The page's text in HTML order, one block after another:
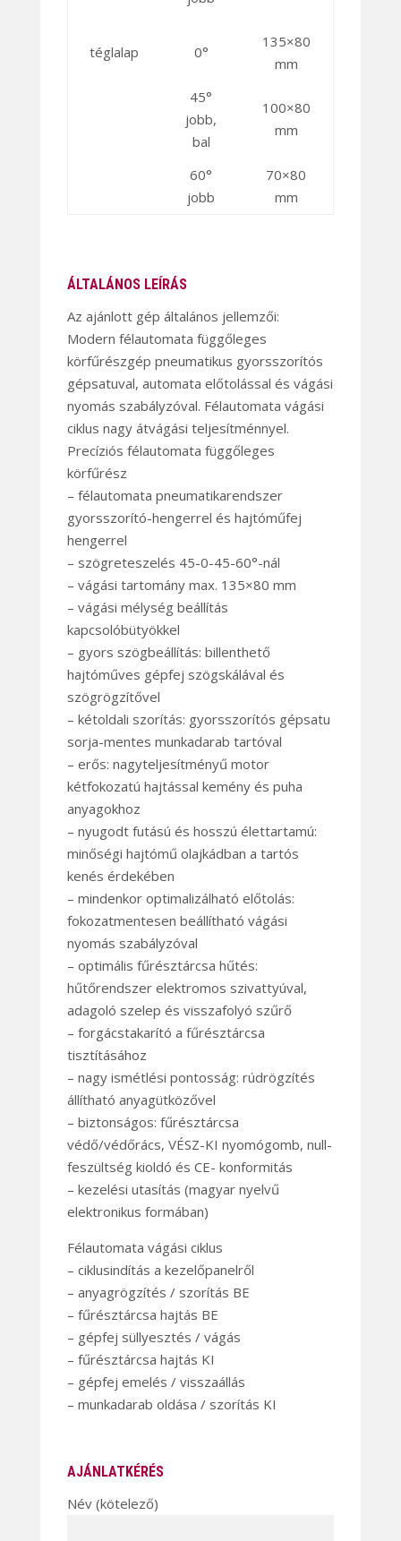
téglalap 0°
135×80
mm
45°
jobb,
bal
100×80
mm
60°
jobb
70×80
mm
ÁLTALÁNOS LEÍRÁS
Az ajánlott gép általános jellemzői:
Modern félautomata függőleges
körfűrészgép pneumatikus gyorsszorítós
gépsatuval, automata előtolással és vágási
nyomás szabályzóval. Félautomata vágási
ciklus nagy átvágási teljesítménnyel.
Precíziós félautomata függőleges
körfűrész
– félautomata pneumatikarendszer
gyorsszorító-hengerrel és hajtóműfej
hengerrel
– szögreteszelés 45-0-45-60°-nál
– vágási tartomány max. 135×80 mm
– vágási mélység beállítás
kapcsolóbütyökkel
– gyors szögbeállítás: billenthető
hajtóműves gépfej szögskálával és
szögrögzítővel
– kétoldali szorítás: gyorsszorítós gépsatu
sorja-mentes munkadarab tartóval
– erős: nagyteljesítményű motor
kétfokozatú hajtással kemény és puha
anyagokhoz
– nyugodt futású és hosszú élettartamú:
minőségi hajtómű olajkádban a tartós
kenés érdekében
– mindenkor optimalizálható előtolás:
fokozatmentesen beállítható vágási
nyomás szabályzóval
– optimális fűrésztárcsa hűtés:
hűtőrendszer elektromos szivattyúval,
adagoló szelep és visszafolyó szűrő
– forgácstakarító a fűrésztárcsa
tisztításához
– nagy ismétlési pontosság: rúdrögzítés
állítható anyagütközővel
– biztonságos: fűrésztárcsa
védő/védőrács, VÉSZ-KI nyomógomb, null-
feszültség kioldó és CE- konformitás
– kezelési utasítás (magyar nyelvű
elektronikus formában)
Félautomata vágási ciklus
– ciklusindítás a kezelőpanelről
– anyagrögzítés / szorítás BE
– fűrésztárcsa hajtás BE
– gépfej süllyesztés / vágás
– fűrésztárcsa hajtás KI
– gépfej emelés / visszaállás
– munkadarab oldása / szorítás KI
AJÁNLATKÉRÉS
Név (kötelező)